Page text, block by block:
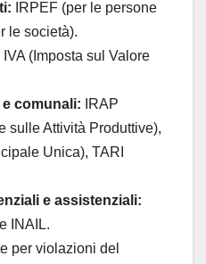
IRPEF (per le persone
le società).
IVA (Imposta sul Valore
e comunali: IRAP
sulle Attività Produttive),
Unica), TARI
e assistenziali:
INAIL.
per violazioni del